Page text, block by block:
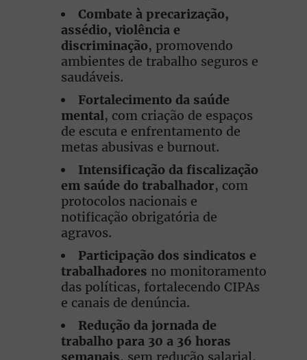
Combate à precarização,
assédio, violência e
discriminação, promovendo
ambientes de trabalho seguros e
saudáveis.
Fortalecimento da saúde
mental, com criação de espaços
de escuta e enfrentamento de
metas abusivas e burnout.
Intensificação da fiscalização
em saúde do trabalhador, com
protocolos nacionais e
notificação obrigatória de
agravos.
Participação dos sindicatos e
trabalhadores no monitoramento
das políticas, fortalecendo CIPAs
e canais de denúncia.
Redução da jornada de
trabalho para 30 a 36 horas